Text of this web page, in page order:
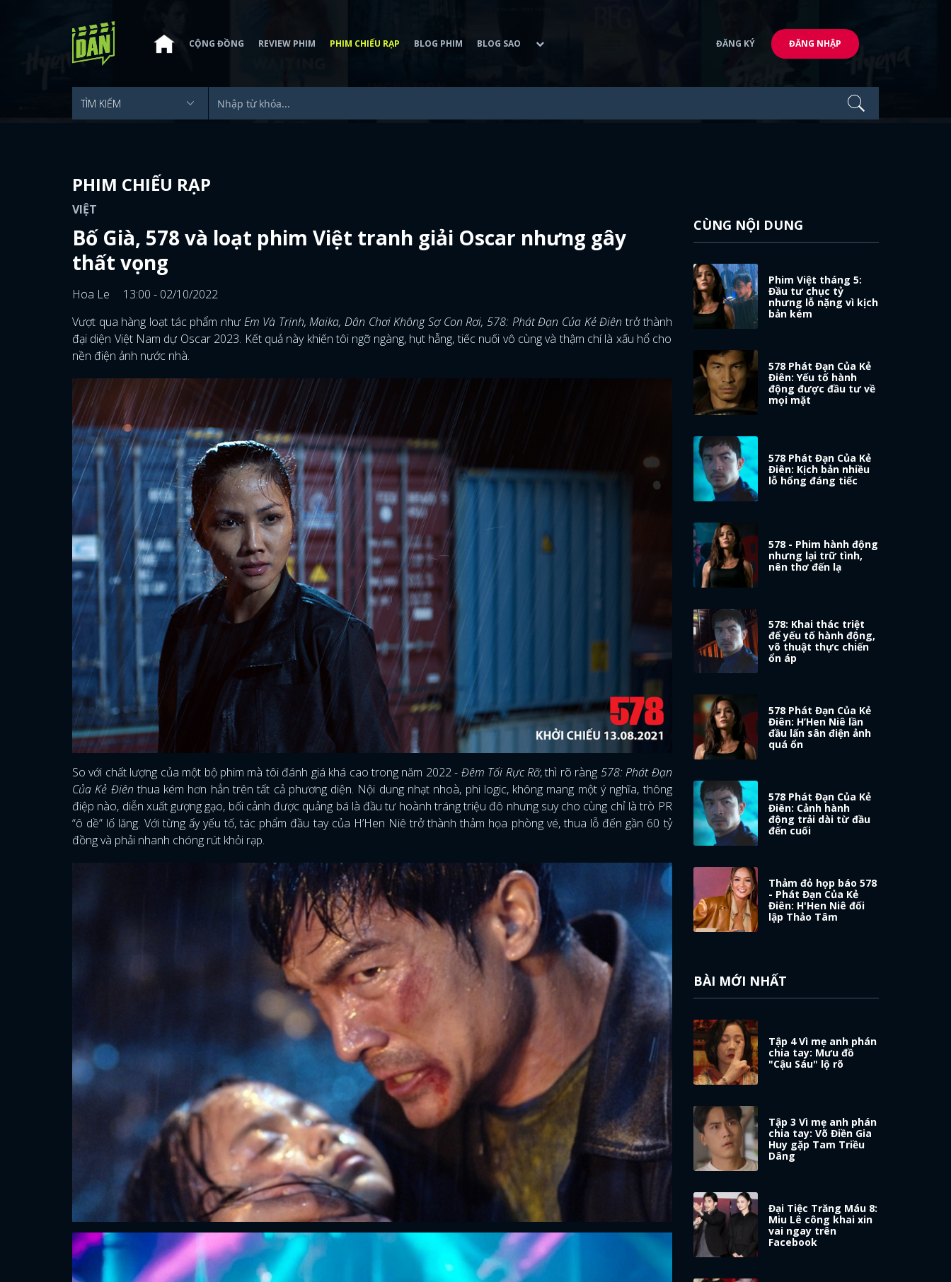
CỘNG ĐỒNG REVIEW PHIM PHIM CHIẾU RẠP BLOG PHIM BLOG SAO ĐĂNG KÝ ĐĂNG NHẬP
PHIM CHIẾU RẠP
VIỆT
Bố Già, 578 và loạt phim Việt tranh giải Oscar nhưng gây
thất vọng
Hoa Le
13:00 - 02/10/2022
Vượt qua hàng loạt tác phẩm nhưEm Và Trịnh, Maika, Dân Chơi Không Sợ Con Rơi, 578: Phát Đạn Của Kẻ Điên trở thành
đại diện Việt Nam dự Oscar 2023. Kết quả này khiến tôi ngỡ ngàng, hụt hẫng, tiếc nuối vô cùng và thậm chí là xấu hổ cho
nền điện ảnh nước nhà.
So với chất lượng của một bộ phim mà tôi đánh giá khá cao trong năm 2022 - Đêm Tối Rực Rỡ, thì rõ ràng 578: Phát Đạn
Của Kẻ Điên thua kém hơn hẳn trên tất cả phương diện. Nội dung nhạt nhoà, phi logic, không mang một ý nghĩa, thông
điệp nào, diễn xuất gượng gạo, bối cảnh được quảng bá là đầu tư hoành tráng triệu đô nhưng suy cho cùng chỉ là trò PR
“ô dề” lố lăng. Với từng ấy yếu tố, tác phẩm đầu tay của H’Hen Niê trở thành thảm họa phòng vé, thua lỗ đến gần 60 tỷ
đồng và phải nhanh chóng rút khỏi rạp.
CÙNG NỘI DUNG
Phim Việt tháng 5:
Đầu tư chục tỷ
nhưng lỗ nặng vì kịch
bản kém
578 Phát Đạn Của Kẻ
Điên: Yếu tố hành
động được đầu tư về
mọi mặt
578 Phát Đạn Của Kẻ
Điên: Kịch bản nhiều
lỗ hổng đáng tiếc
578 - Phim hành động
nhưng lại trữ tình,
nên thơ đến lạ
578: Khai thác triệt
để yếu tố hành động,
võ thuật thực chiến
ổn áp
578 Phát Đạn Của Kẻ
Điên: H’Hen Niê lần
đầu lấn sân điện ảnh
quá ổn
578 Phát Đạn Của Kẻ
Điên: Cảnh hành
động trải dài từ đầu
đến cuối
Thảm đỏ họp báo 578
- Phát Đạn Của Kẻ
Điên: H'Hen Niê đối
lập Thảo Tâm
BÀI MỚI NHẤT
Tập 4 Vì mẹ anh phán
chia tay: Mưu đồ
"Cậu Sáu" lộ rõ
Tập 3 Vì mẹ anh phán
chia tay: Võ Điền Gia
Huy gặp Tam Triều
Dâng
Đại Tiệc Trăng Máu 8:
Miu Lê công khai xin
vai ngay trên
Facebook